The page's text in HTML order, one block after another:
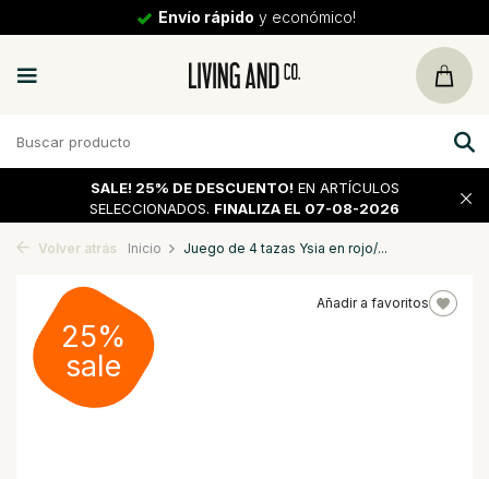
Envío rápido y económico!
SALE! 25% DE DESCUENTO! EN ARTÍCULOS
SELECCIONADOS. FINALIZA EL 07-08-2026
Volver atrás Inicio Juego de 4 tazas Ysia en rojo/...
Añadir a favoritos
25%
sale